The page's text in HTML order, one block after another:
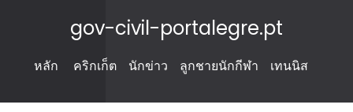
gov-civil-portalegre.pt
หลัก คริกเก็ต นักข่าว ลูกชายนักกีฬา เทนนิส